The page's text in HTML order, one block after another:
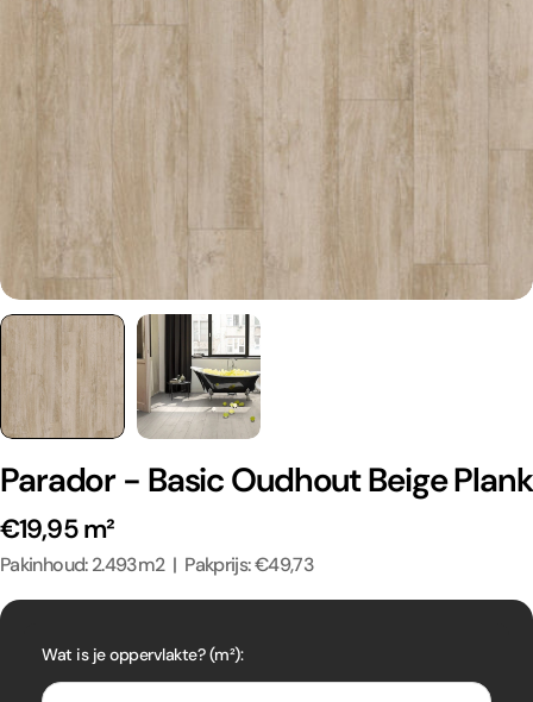
Parador - Basic Oudhout Beige Plank
€19,95 m²
Pakinhoud: 2.493m2 | Pakprijs: €49,73
Wat is je oppervlakte? (m²):